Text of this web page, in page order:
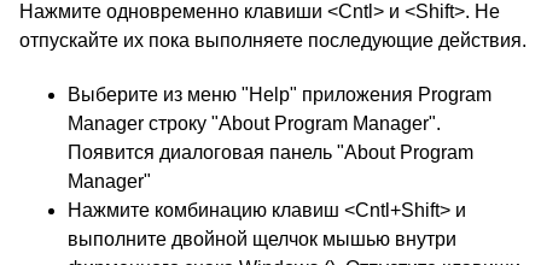
Нажмите одновременно клавиши <Cntl> и <Shift>. Не
отпускайте их пока выполняете последующие действия.
Выберите из меню "Help" приложения Program
Manager строку "About Program Manager".
Появится диалоговая панель "About Program
Manager"
Нажмите комбинацию клавиш <Cntl+Shift> и
выполните двойной щелчок мышью внутри